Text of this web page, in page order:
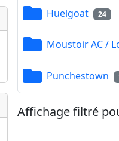
Huelgoat 24
Moustoir AC /
Punchestown
Affichage filtré